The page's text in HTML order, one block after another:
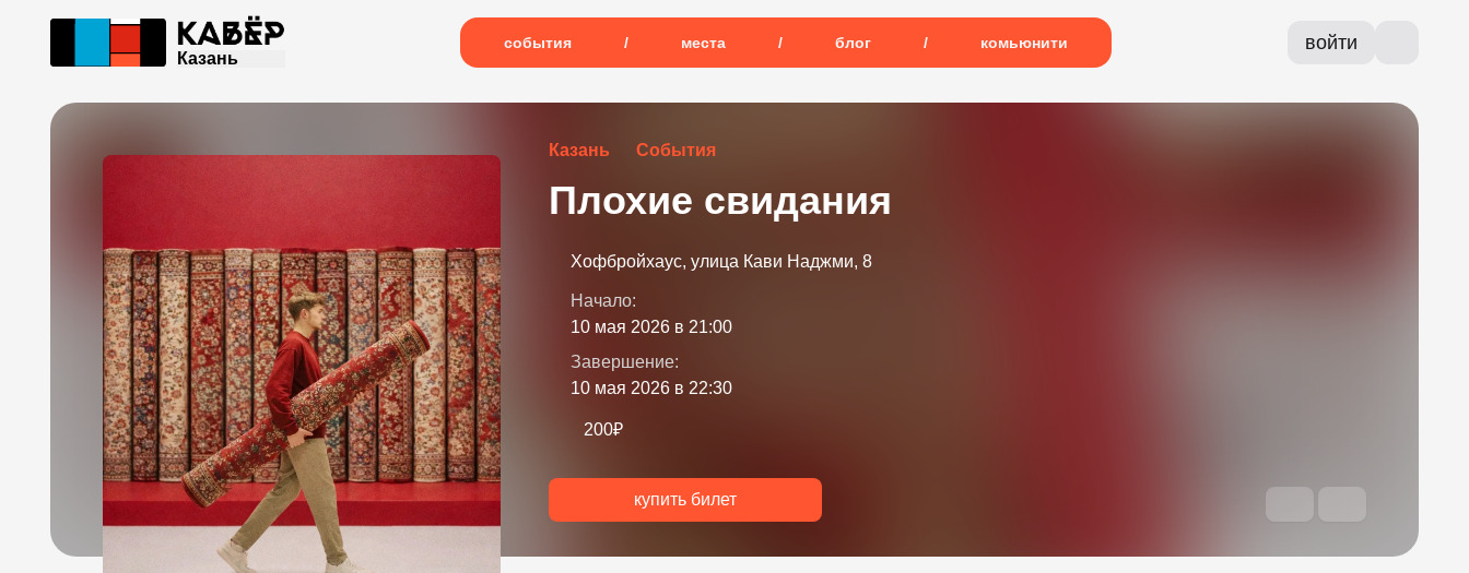
Казань
события / места / блог / комьюнити войти
Казань События
Плохие свидания
купить билет
Хофбройхаус, улица Кави Наджми, 8
Начало:
10 мая 2026 в 21:00
Завершение:
10 мая 2026 в 22:30
200₽